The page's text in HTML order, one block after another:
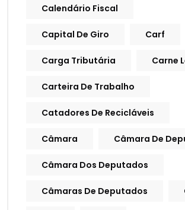
Calendário Fiscal
Capital De Giro Carf
Carga Tributária Carne
Carteira De Trabalho
Catadores De Recicláveis
Câmara Câmara De
Câmara Dos Deputados
Câmaras De Deputados